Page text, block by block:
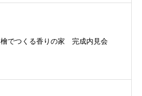
檜でつくる香りの家 完成内見会